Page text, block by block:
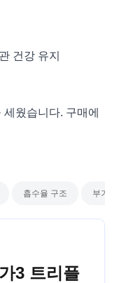
건강 유지
웠습니다. 구매에
흡수율 구조 부가
3 트리플